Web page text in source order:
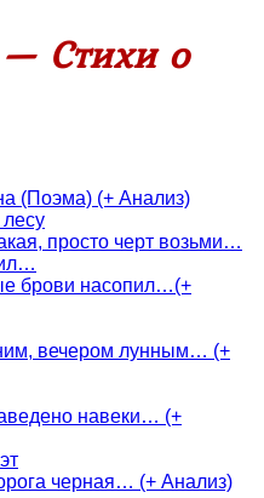
— Стихи о
(Поэма) (+ Анализ)
просто черт возьми…
брови насопил…(+
вечером лунным… (+
навеки… (+
черная… (+ Анализ)